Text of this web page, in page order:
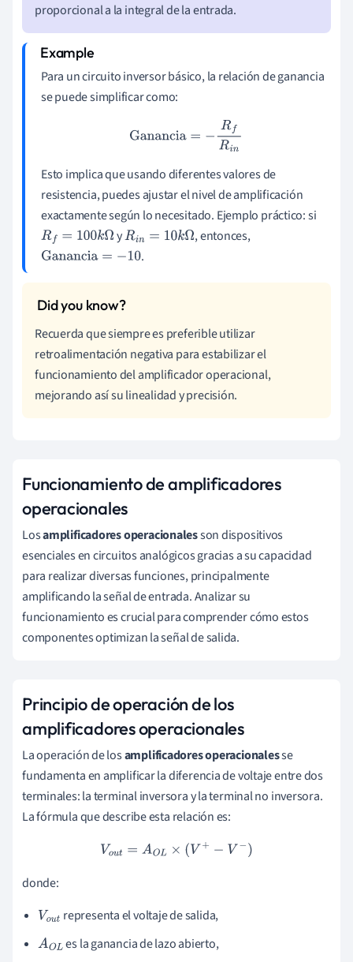
proporcional a la integral de la entrada.
Para un circuito inversor básico, la relación de ganancia
se puede simplificar como:
Ganancia =− in
Esto implica que usando diferentes valores de
resistencia, puedes ajustar el nivel de amplificación
exactamente según lo necesitado. Ejemplo práctico: si
Rf= 100 kΩ yRin= 10 kΩ
, entonces,
Ganancia=− 10 .
Recuerda que siempre es preferible utilizar
retroalimentación negativa para estabilizar el
funcionamiento del amplificador operacional,
mejorando así su linealidad y precisión.
Funcionamiento de amplificadores
operacionales
Losamplificadores operacionalesson dispositivos
esenciales en circuitos analógicos gracias a su capacidad
para realizar diversas funciones, principalmente
amplificando la señal de entrada. Analizar su
funcionamiento es crucial para comprender cómo estos
componentes optimizan la señal de salida.
Principio de operación de los
amplificadores operacionales
La operación de losamplificadores operacionalesse
fundamenta en amplificar la diferencia de voltaje entre dos
terminales: la terminal inversora y la terminal no inversora.
La fórmula que describe esta relación es:
Vo ut=AOL ×(V+−V−)
donde:
Vou representa el voltaje de salida,
AOL es la ganancia de lazo abierto,